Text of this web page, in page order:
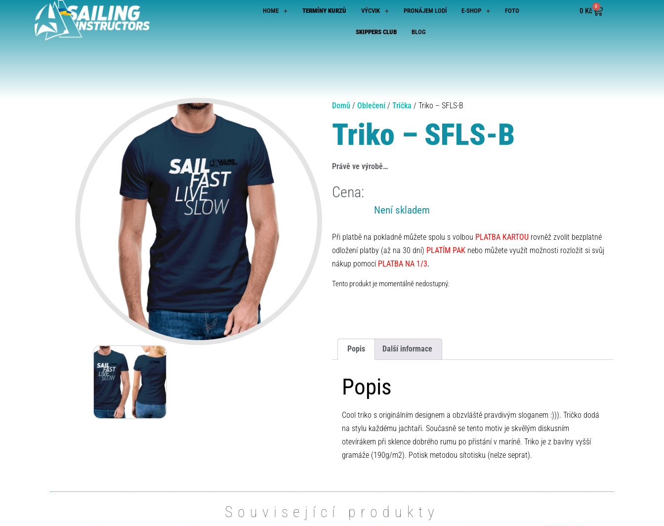
HOME TERMÍNY KURZŮ VÝCVIK PRONÁJEM LODÍ E-SHOP FOTO
SKIPPERS CLUB BLOG
0 Kč
0
Domů / Oblečení/ Trička / Triko – SFLS-B
Triko – SFLS-B
Právě ve výrobě…
Cena:
Není skladem
Při platbě na pokladně můžete spolu s volbou PLATBA KARTOU rovněž zvolit bezplatné
odložení platby (až na 30 dní) PLATÍM PAK nebo můžete využít možnosti rozložit si svůj
nákup pomocí PLATBA NA 1/3.
Tento produkt je momentálně nedostupný.
Popis Další informace
Popis
Cool triko s originálním designem a obzvláště pravdivým sloganem :))). Tričko dodá
na stylu každému jachtaři. Současně se tento motiv je skvělým diskusním
otevírákem při sklence dobrého rumu po přistání v maríně. Triko je z bavlny vyšší
gramáže (190g/m2). Potisk metodou sítotisku (nelze seprat).
Související produkty